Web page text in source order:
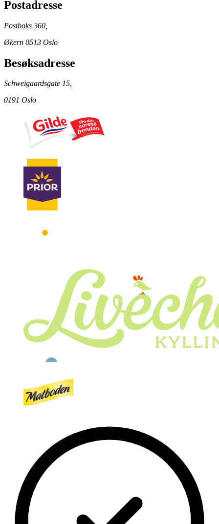
Postadresse
Postboks 360,
Økern 0513 Oslo
Besøksadresse
Schweigaardsgate 15,
0191 Oslo